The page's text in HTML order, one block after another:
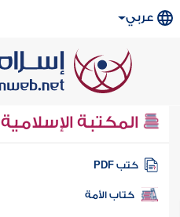
عربي
المكتبة الإسلامية
كتب PDF